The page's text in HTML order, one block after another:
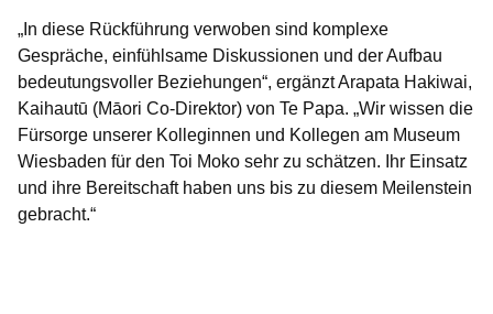
„In diese Rückführung verwoben sind komplexe
Gespräche, einfühlsame Diskussionen und der Aufbau
bedeutungsvoller Beziehungen“, ergänzt Arapata Hakiwai,
Kaihautū (Māori Co-Direktor) von Te Papa. „Wir wissen die
Fürsorge unserer Kolleginnen und Kollegen am Museum
Wiesbaden für den Toi Moko sehr zu schätzen. Ihr Einsatz
und ihre Bereitschaft haben uns bis zu diesem Meilenstein
gebracht.“